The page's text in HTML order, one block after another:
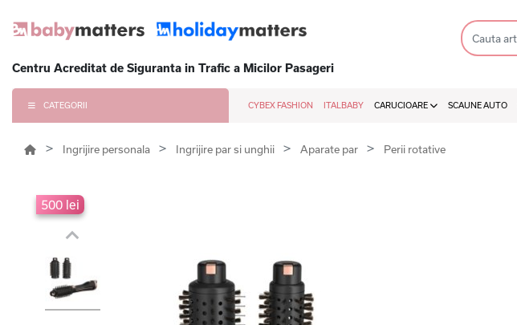
Centru Acreditat de Siguranta in Trafic a Micilor Pasageri
CATEGORII CYBEX FASHION ITALBABY CARUCIOARE SCAUNE AUTO
Ingrijire personala Ingrijire par si unghii Aparate par Perii rotative
500 lei